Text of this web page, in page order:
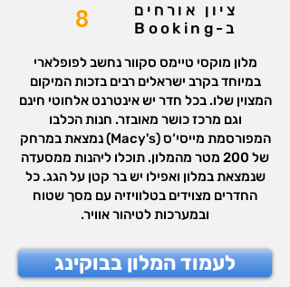
8
ציון אורחים
ב-Booking
מלון מוקסי טיימס סקוור נחשב לפופלארי
במיוחד בקרב ישראלים רבים בזכות המיקום
המצוין שלו. בכל חדר יש אינטרנט אלחוטי חינם
וגם מרכז כושר מאובזר. חנות הכלבו
המפורסמת מייסי‘ס (Macy's) נמצאת במרחק
של 200 מטר מהמלון. תוכלו ליהנות ממסעדה
שנמצאת במלון ואפילו יש בר קטן על הגג. כל
החדרים מצוידים בטלוויזיה עם מסך שטוח
ובמערכות לטיהור אוויר.
לעמוד המלון בבוקינג